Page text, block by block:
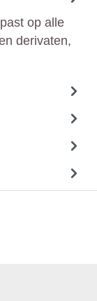
op alle
derivaten,
…